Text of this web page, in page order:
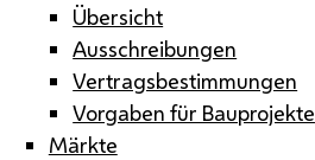
Übersicht
Ausschreibungen
Vertragsbestimmungen
Vorgaben für Bauprojekte
Märkte